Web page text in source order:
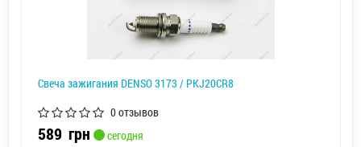
Свеча зажигания DENSO 3173 / PKJ20CR8
0 отзывов
589 грн
сегодня